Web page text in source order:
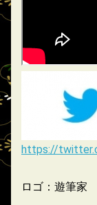
https://
ロゴ：遊筆